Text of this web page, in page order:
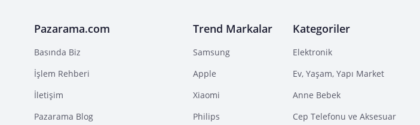
Pazarama.com
Basında Biz
İşlem Rehberi
İletişim
Pazarama Blog
Trend Markalar
Samsung
Apple
Xiaomi
Philips
Kategoriler
Elektronik
Ev, Yaşam, Yapı Market
Anne Bebek
Cep Telefonu ve Aksesuar